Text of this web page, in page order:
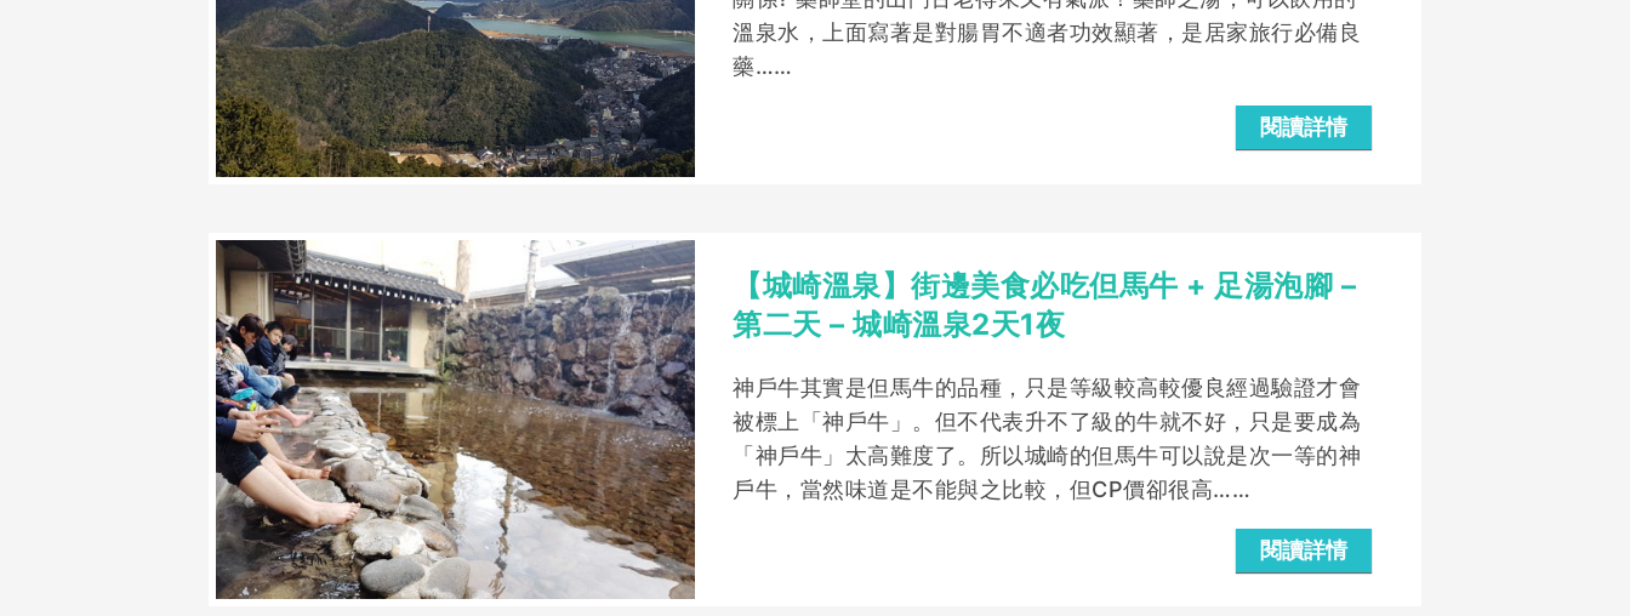
溫泉水，上面寫著是對腸胃不適者功效顯著，是居家旅行必備良
藥……
閱讀詳情
【城崎溫泉】街邊美食必吃但馬牛 + 足湯泡腳 –
第二天 – 城崎溫泉2天1夜
神戶牛其實是但馬牛的品種，只是等級較高較優良經過驗證才會
被標上「神戶牛」。但不代表升不了級的牛就不好，只是要成為
「神戶牛」太高難度了。所以城崎的但馬牛可以說是次一等的神
戶牛，當然味道是不能與之比較，但CP價卻很高……
閱讀詳情